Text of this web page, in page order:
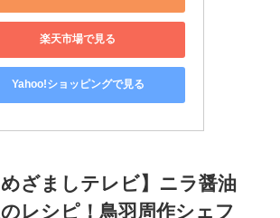
楽天市場で見る
Yahoo!ショッピングで見る
ざましテレビ】ニラ醤油
レシピ！鳥羽周作シェフ